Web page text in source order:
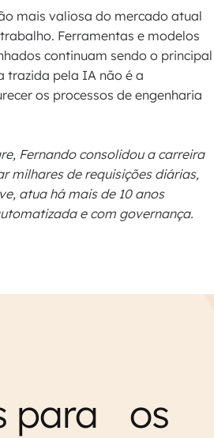
mais valiosa do mercado atual
Ferramentas e modelos
continuam sendo o principal
trazida pela IA não é a
os processos de engenharia
Fernando consolidou a carreira
milhares de requisições diárias,
atua há mais de 10 anos
e com governança.
para os